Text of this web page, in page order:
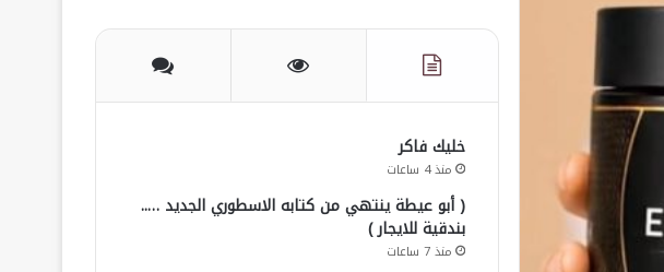
خليك فاكر
منذ 4 ساعات
( أبو عيطة ينتهي من كتابه الاسطوري الجديد …..
بندقية للايجار )
منذ 7 ساعات